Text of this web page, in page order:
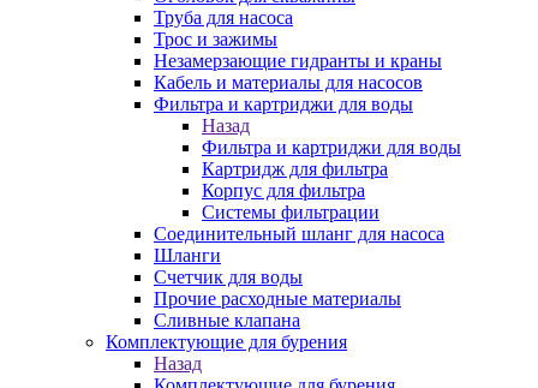
Труба для насоса
Трос и зажимы
Незамерзающие гидранты и краны
Кабель и материалы для насосов
Фильтра и картриджи для воды
Назад
Фильтра и картриджи для воды
Картридж для фильтра
Корпус для фильтра
Системы фильтрации
Соединительный шланг для насоса
Шланги
Счетчик для воды
Прочие расходные материалы
Сливные клапана
Комплектующие для бурения
Назад